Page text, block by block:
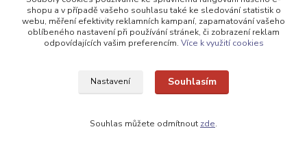
✔️ Ověřené produkty s reálným účinkem
✔️ Rychlé odeslání ze skladu v ČR
✔️ Široký výběr řešení podle problému
shopu a v případě vašeho souhlasu také ke sledování statistik o
webu, měření efektivity reklamních kampaní, zapamatování vašeho
oblíbeného nastavení při používání stránek, či zobrazení reklam
odpovídajících vašim preferencím. Více k využití cookies
Nastavení Souhlasím
Souhlas můžete odmítnout zde.